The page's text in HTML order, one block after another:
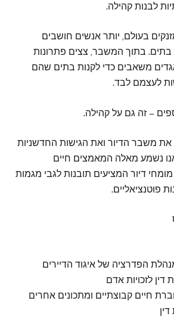
לבנות קהילה.
בעולם, יותר אנשים חושבים
בתוך המשבר, צצים פתרונות
משאבים כדי לקנות בתים שהם
לעצמם לבד.
– זה גם על קהילה.
את משבר הדיור ואת הגישות החדשניות
נשמע מאלה המאמצים חיים
דיור המציעים תובנות לגבי מגמות
פוטנציאליים.
דין לזכויות אדם
חיים קבוצתיים ומתכונים אחרים